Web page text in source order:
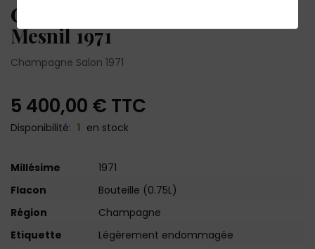
Champagne Salon cuvée S Le
Mesnil 1971
Champagne Salon 1971
5 400,00 € TTC
Disponibilité: 1 en stock
Millésime
1971
Flacon
Bouteille (0.75L)
Région
Champagne
Etiquette
Légèrement endommagée